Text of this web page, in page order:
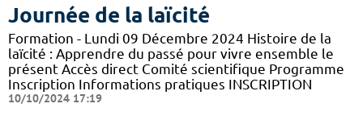
Journée de la laïcité
Formation - Lundi 09 Décembre 2024 Histoire de la
laïcité : Apprendre du passé pour vivre ensemble le
présent Accès direct Comité scientifique Programme
Inscription Informations pratiques ​INSCRIPTION
10/10/2024 17:19